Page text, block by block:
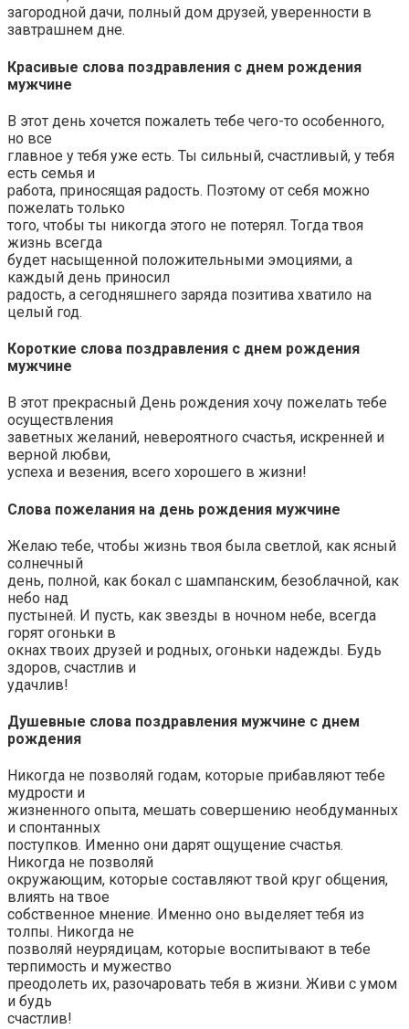
загородной дачи, полный дом друзей, уверенности в
завтрашнем дне.
Красивые слова поздравления с днем рождения
мужчине
В этот день хочется пожалеть тебе чего-то особенного,
но все
главное у тебя уже есть. Ты сильный, счастливый, у тебя
есть семья и
работа, приносящая радость. Поэтому от себя можно
пожелать только
того, чтобы ты никогда этого не потерял. Тогда твоя
жизнь всегда
будет насыщенной положительными эмоциями, а
каждый день приносил
радость, а сегодняшнего заряда позитива хватило на
целый год.
Короткие слова поздравления с днем рождения
мужчине
В этот прекрасный День рождения хочу пожелать тебе
осуществления
заветных желаний, невероятного счастья, искренней и
верной любви,
успеха и везения, всего хорошего в жизни!
Слова пожелания на день рождения мужчине
Желаю тебе, чтобы жизнь твоя была светлой, как ясный
солнечный
день, полной, как бокал с шампанским, безоблачной, как
небо над
пустыней. И пусть, как звезды в ночном небе, всегда
горят огоньки в
окнах твоих друзей и родных, огоньки надежды. Будь
здоров, счастлив и
удачлив!
Душевные слова поздравления мужчине с днем
рождения
Никогда не позволяй годам, которые прибавляют тебе
мудрости и
жизненного опыта, мешать совершению необдуманных
и спонтанных
поступков. Именно они дарят ощущение счастья.
Никогда не позволяй
окружающим, которые составляют твой круг общения,
влиять на твое
собственное мнение. Именно оно выделяет тебя из
толпы. Никогда не
позволяй неурядицам, которые воспитывают в тебе
терпимость и мужество
преодолеть их, разочаровать тебя в жизни. Живи с умом
и будь
счастлив!